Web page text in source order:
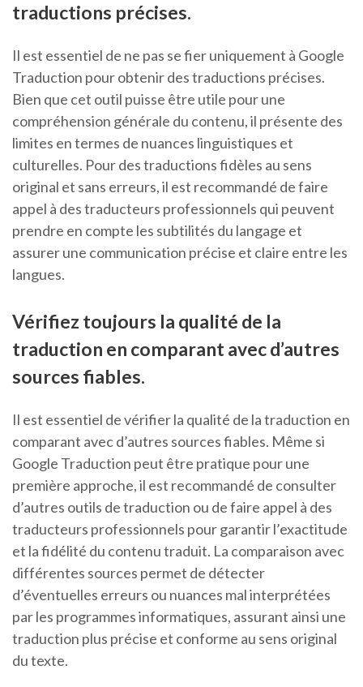
traductions précises.
Il est essentiel de ne pas se fier uniquement à Google
Traduction pour obtenir des traductions précises.
Bien que cet outil puisse être utile pour une
compréhension générale du contenu, il présente des
limites en termes de nuances linguistiques et
culturelles. Pour des traductions fidèles au sens
original et sans erreurs, il est recommandé de faire
appel à des traducteurs professionnels qui peuvent
prendre en compte les subtilités du langage et
assurer une communication précise et claire entre les
langues.
Vérifiez toujours la qualité de la
traduction en comparant avec d’autres
sources fiables.
Il est essentiel de vérifier la qualité de la traduction en
comparant avec d’autres sources fiables. Même si
Google Traduction peut être pratique pour une
première approche, il est recommandé de consulter
d’autres outils de traduction ou de faire appel à des
traducteurs professionnels pour garantir l’exactitude
et la fidélité du contenu traduit. La comparaison avec
différentes sources permet de détecter
d’éventuelles erreurs ou nuances mal interprétées
par les programmes informatiques, assurant ainsi une
traduction plus précise et conforme au sens original
du texte.